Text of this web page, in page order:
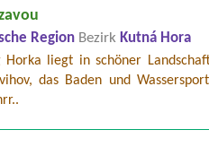
Region Bezirk Kutná Hora
Horka liegt in schöner
das Baden und